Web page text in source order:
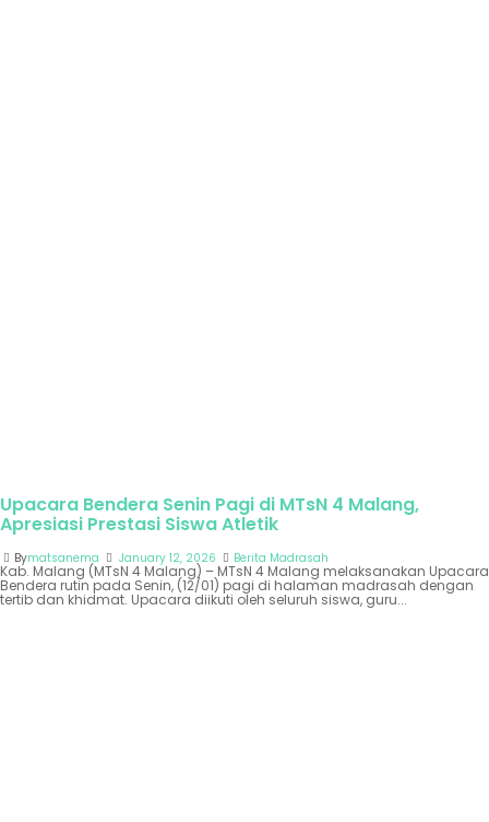
Upacara Bendera Senin Pagi di MTsN 4 Malang,
Apresiasi Prestasi Siswa Atletik
Bymatsanema January 12, 2026 Berita Madrasah
Kab. Malang (MTsN 4 Malang) – MTsN 4 Malang melaksanakan Upacara
Bendera rutin pada Senin, (12/01) pagi di halaman madrasah dengan
tertib dan khidmat. Upacara diikuti oleh seluruh siswa, guru...